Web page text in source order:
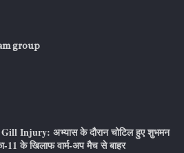
group
Injury: अभ्यास के दौरान चोटिल हुए शुभमन
11 के खिलाफ वार्म-अप मैच से बाहर